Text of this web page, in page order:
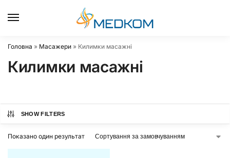
Головна » Масажери » Килимки масажні
Килимки масажні
SHOW FILTERS
Показано один результат